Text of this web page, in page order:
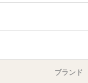
ブランド